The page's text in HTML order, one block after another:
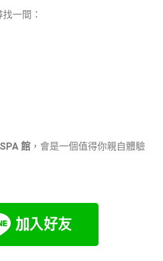
一間：
館 ，會是一個值得你親自體驗